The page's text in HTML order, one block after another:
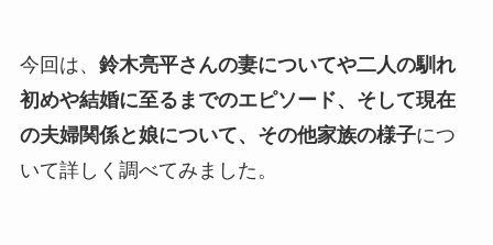
今回は、 鈴木亮平さんの妻についてや二人の馴れ
初めや結婚に至るまでのエピソード、そして現在
の夫婦関係と娘について、その他家族の様子につ
いて詳しく調べてみました。